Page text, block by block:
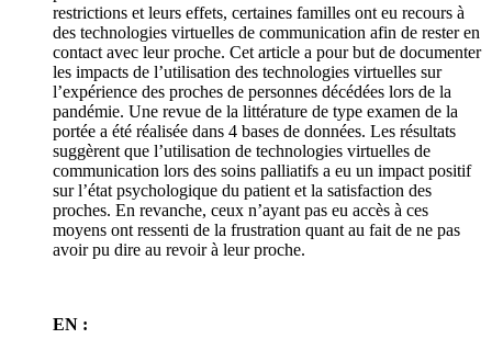
restrictions et leurs effets, certaines familles ont eu recours à
des technologies virtuelles de communication afin de rester en
contact avec leur proche. Cet article a pour but de documenter
les impacts de l’utilisation des technologies virtuelles sur
l’expérience des proches de personnes décédées lors de la
pandémie. Une revue de la littérature de type examen de la
portée a été réalisée dans 4 bases de données. Les résultats
suggèrent que l’utilisation de technologies virtuelles de
communication lors des soins palliatifs a eu un impact positif
sur l’état psychologique du patient et la satisfaction des
proches. En revanche, ceux n’ayant pas eu accès à ces
moyens ont ressenti de la frustration quant au fait de ne pas
avoir pu dire au revoir à leur proche.
EN :